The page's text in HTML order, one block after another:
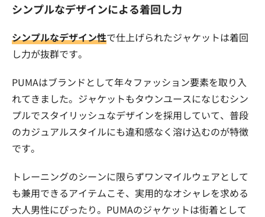
シンプルなデザインによる着回し力
シンプルなデザイン性で仕上げられたジャケットは着回
し力が抜群です。
PUMAはブランドとして年々ファッション要素を取り入
れてきました。ジャケットもタウンユースになじむシン
プルでスタイリッシュなデザインを採用していて、普段
のカジュアルスタイルにも違和感なく溶け込むのが特徴
です。
トレーニングのシーンに限らずワンマイルウェアとして
も兼用できるアイテムこそ、実用的なオシャレを求める
大人男性にぴったり。PUMAのジャケットは街着として